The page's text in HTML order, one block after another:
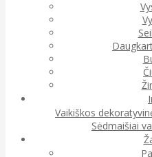
Vaikiškos
Sėdmaišiai